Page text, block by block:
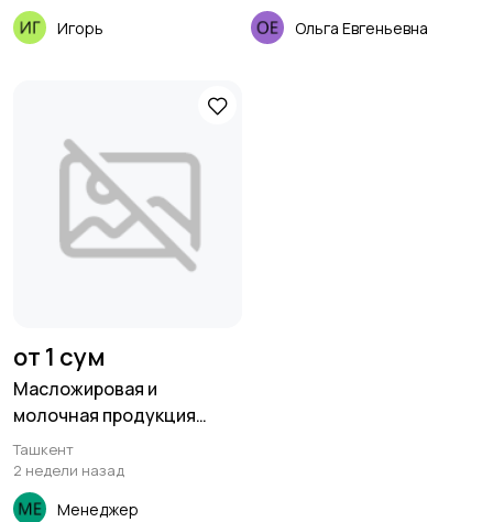
Игорь Ольга Евгеньевна
от 1 сум
Масложировая и
молочная продукция
СолПро - экспортные
поставки
Ташкент
2 недели назад
Менеджер